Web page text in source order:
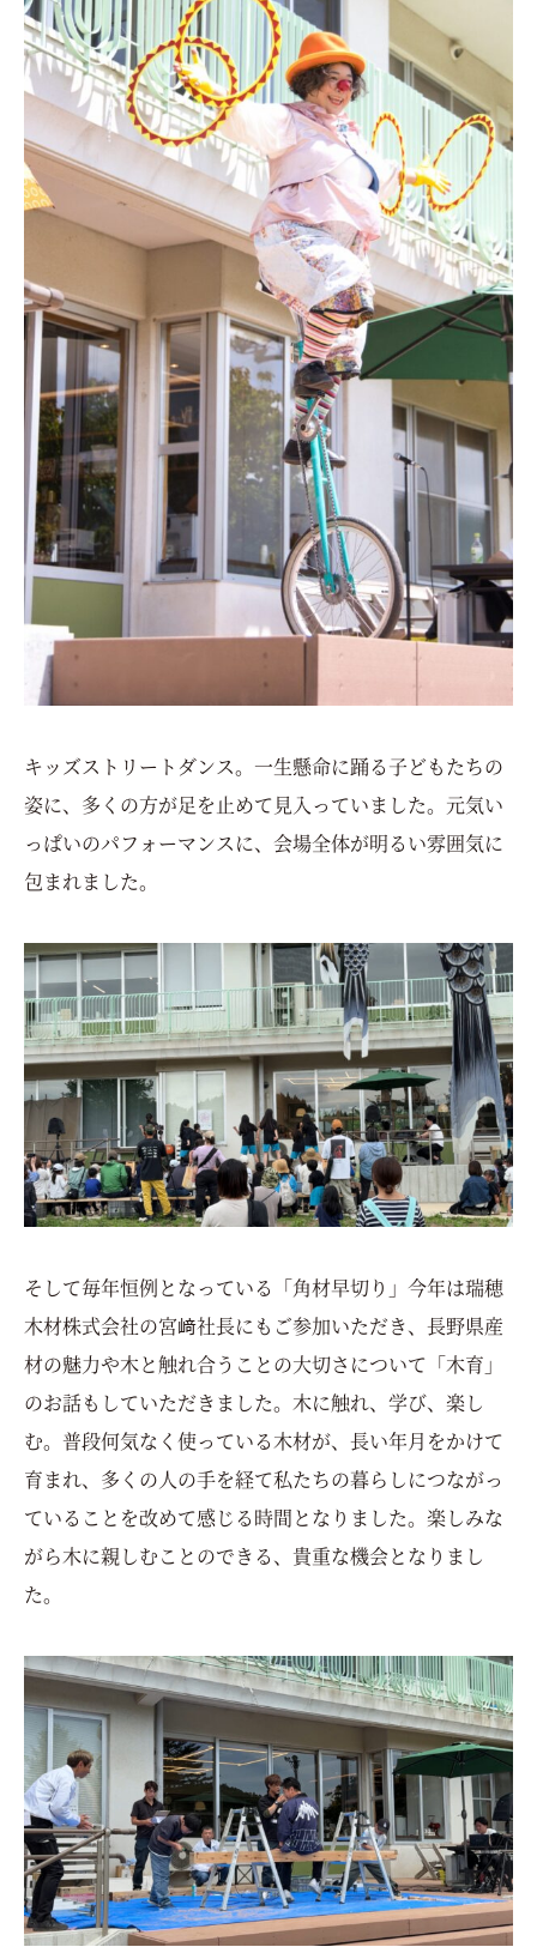
キッズストリートダンス。一生懸命に踊る子どもたちの
姿に、多くの方が足を止めて見入っていました。元気い
っぱいのパフォーマンスに、会場全体が明るい雰囲気に
包まれました。
そして毎年恒例となっている「角材早切り」今年は瑞穂
木材株式会社の宮﨑社長にもご参加いただき、長野県産
材の魅力や木と触れ合うことの大切さについて「木育」
のお話もしていただきました。木に触れ、学び、楽し
む。普段何気なく使っている木材が、長い年月をかけて
育まれ、多くの人の手を経て私たちの暮らしにつながっ
ていることを改めて感じる時間となりました。楽しみな
がら木に親しむことのできる、貴重な機会となりまし
た。